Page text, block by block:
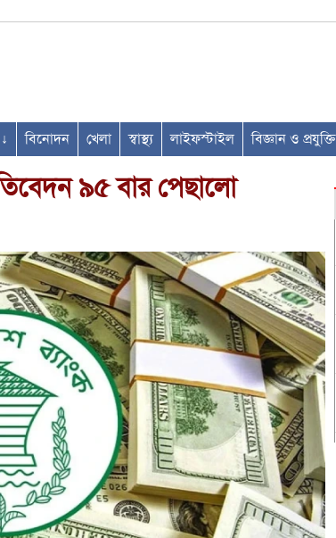
বিনোদন খেলা স্বাস্থ্য লাইফস্টাইল বিজ্ঞান ও প্রযুক্তি
৯৫ বার পেছালো